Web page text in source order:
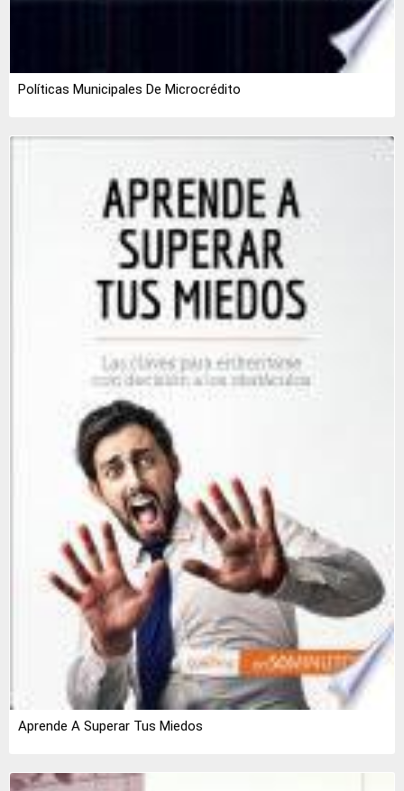
Políticas Municipales De Microcrédito
Aprende A Superar Tus Miedos